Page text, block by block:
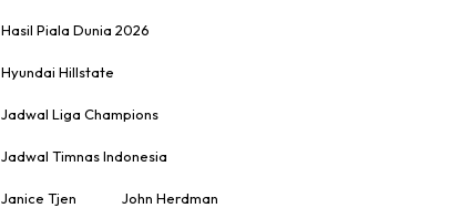
Hasil Piala Dunia 2026
Hyundai Hillstate
Jadwal Liga Champions
Jadwal Timnas Indonesia
Janice Tjen John Herdman